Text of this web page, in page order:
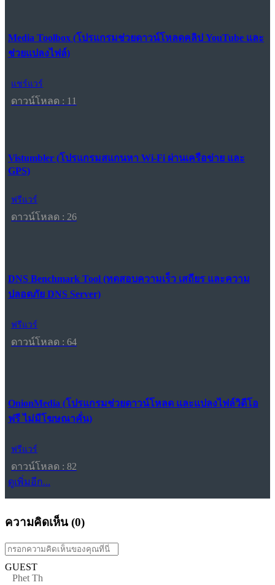
Media Toolbox (โปรแกรมช่วยดาวน์โหลดคลิป YouTube และ
ช่วยแปลงไฟล์)
แชร์แวร์
ดาวน์โหลด : 11
Vistumbler (โปรแกรมสแกนหา Wi-Fi ผ่านเครือข่าย และ
GPS)
ฟรีแวร์
ดาวน์โหลด : 26
DNS Benchmark Tool (ทดสอบความเร็ว เสถียร และความ
ปลอดภัย DNS Server)
ฟรีแวร์
ดาวน์โหลด : 64
OnionMedia (โปรแกรมช่วยดาวน์โหลด และแปลงไฟล์วิดีโอ
ฟรี ไม่มีโฆษณาคั่น)
ฟรีแวร์
ดาวน์โหลด : 82
ดูเพิ่มอีก...
ความคิดเห็น (0)
GUEST
Phet Th